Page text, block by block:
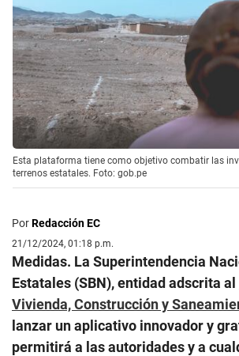
Esta plataforma tiene como objetivo combatir las
terrenos estatales. Foto: gob.pe
PorRedacción EC
21/12/2024, 01:18 p.m.
Medidas. La Superintendencia
Estatales (SBN), entidad adscrita al
Vivienda, Construcción y
lanzar un aplicativo innovador y
permitirá a las autoridades y a